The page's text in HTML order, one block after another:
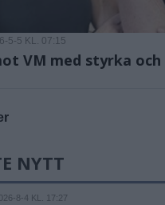
5-5 KL. 07:15
VM med styrka
NYTT
8-4 KL. 17:27